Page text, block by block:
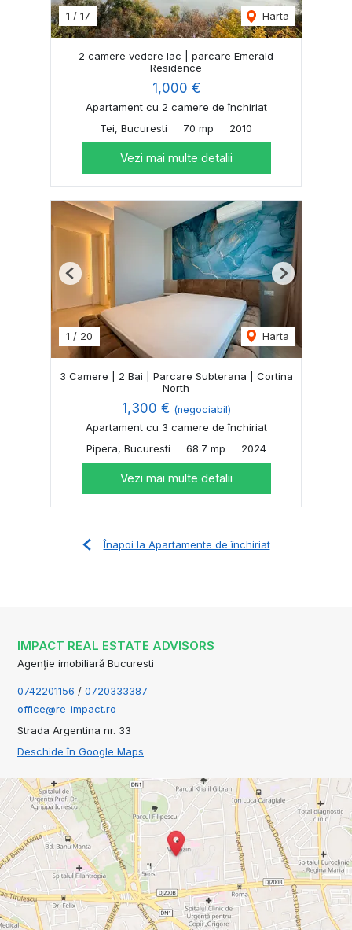
1 / 17 Harta
2 camere vedere lac | parcare Emerald
Residence
1,000 €
Apartament cu 2 camere de închiriat
Tei, Bucuresti
70 mp 2010
Vezi mai multe detalii
1 / 20 Harta
Previous Next
3 Camere | 2 Bai | Parcare Subterana | Cortina
North
1,300 € (negociabil)
Apartament cu 3 camere de închiriat
Pipera, Bucuresti
68.7 mp 2024
Vezi mai multe detalii
Înapoi la Apartamente de închiriat
IMPACT REAL ESTATE ADVISORS
Agenție imobiliară Bucuresti
0742201156 / 0720333387
office@re-impact.ro
Strada Argentina nr. 33
Deschide în Google Maps